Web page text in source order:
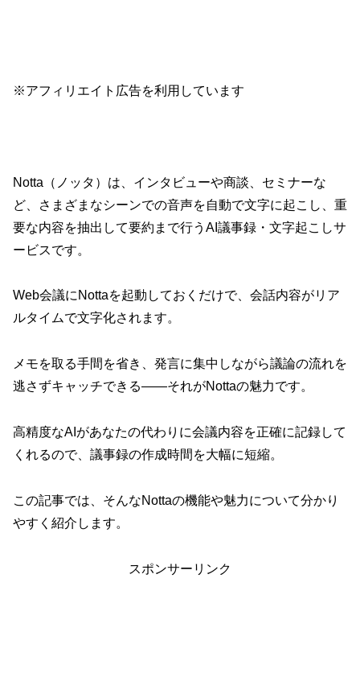
※アフィリエイト広告を利用しています
Notta（ノッタ）は、インタビューや商談、セミナーな
ど、さまざまなシーンでの音声を自動で文字に起こし、重
要な内容を抽出して要約まで行うAI議事録・文字起こしサ
ービスです。
Web会議にNottaを起動しておくだけで、会話内容がリア
ルタイムで文字化されます。
メモを取る手間を省き、発言に集中しながら議論の流れを
逃さずキャッチできる――それがNottaの魅力です。
高精度なAIがあなたの代わりに会議内容を正確に記録して
くれるので、議事録の作成時間を大幅に短縮。
この記事では、そんなNottaの機能や魅力について分かり
やすく紹介します。
スポンサーリンク